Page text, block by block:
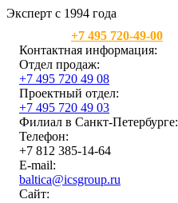
Эксперт с 1994 года
+7 495 720-49-00
Контактная информация:
Отдел продаж:
+7 495 720 49 08
Проектный отдел:
+7 495 720 49 03
Филиал в Санкт-Петербурге:
Телефон:
+7 812 385-14-64
E-mail:
baltica@icsgroup.ru
Сайт: